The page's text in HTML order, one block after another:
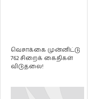
வெசாக்கை முன்னிட்டு
762 சிறைக் கைதிகள்
விடுதலை!